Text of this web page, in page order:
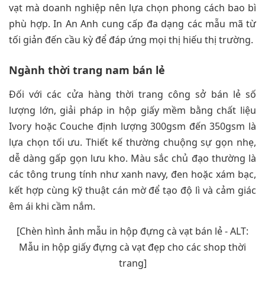
vạt mà doanh nghiệp nên lựa chọn phong cách bao bì
phù hợp. In An Anh cung cấp đa dạng các mẫu mã từ
tối giản đến cầu kỳ để đáp ứng mọi thị hiếu thị trường.
Ngành thời trang nam bán lẻ
Đối với các cửa hàng thời trang công sở bán lẻ số
lượng lớn, giải pháp in hộp giấy mềm bằng chất liệu
Ivory hoặc Couche định lượng 300gsm đến 350gsm là
lựa chọn tối ưu. Thiết kế thường chuộng sự gọn nhẹ,
dễ dàng gấp gọn lưu kho. Màu sắc chủ đạo thường là
các tông trung tính như xanh navy, đen hoặc xám bạc,
kết hợp cùng kỹ thuật cán mờ để tạo độ lì và cảm giác
êm ái khi cầm nắm.
[Chèn hình ảnh mẫu in hộp đựng cà vạt bán lẻ - ALT:
Mẫu in hộp giấy đựng cà vạt đẹp cho các shop thời
trang]